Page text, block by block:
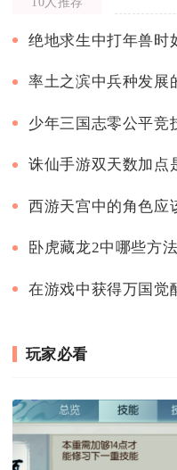
快、后期
绝地求生中打年兽时
率土之滨中兵种发展
少年三国志零公平竞
诛仙手游双天数加点
西游天宫中的角色应
卧虎藏龙2中哪些方
在游戏中获得万国觉
玩家必看